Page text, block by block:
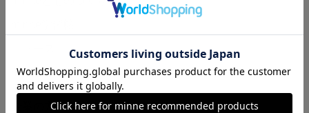
minneの本
企業の方へ